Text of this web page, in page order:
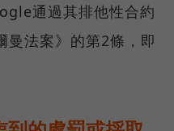
通過其排他性合約
曼法案》的第2條，即